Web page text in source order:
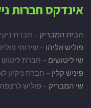
אינדקס חברות
הבית המבריק – חברת
פוליש אליהו – שירותי
שי ליטושים – חברת
פיניש קלין – חברת ניקיון
שי המבריק – פוליש